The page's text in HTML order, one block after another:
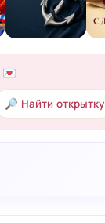
💌
🔎 Найти открытку